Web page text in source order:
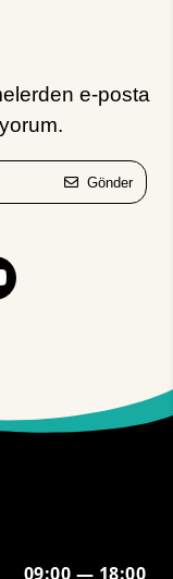
e-posta
Gönder
09:00 — 18:00